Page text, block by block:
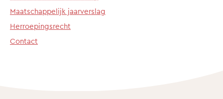
Maatschappelijk jaarverslag
Herroepingsrecht
Contact